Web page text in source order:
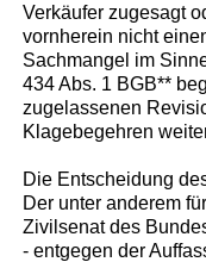
Verkäufer zugesagt
vornherein nicht
Sachmangel im
434 Abs. 1 BGB**
zugelassenen
Klagebegehren
Die Entscheidung
Der unter anderem
Zivilsenat des
- entgegen der